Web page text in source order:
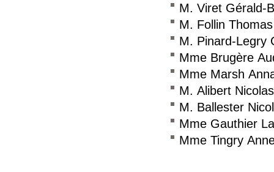
M. Viret Gérald-
M. Follin Thomas
M. Pinard-Legry
Mme Brugère
Mme Marsh
M. Alibert Nicolas
M. Ballester
Mme Gauthier
Mme Tingry